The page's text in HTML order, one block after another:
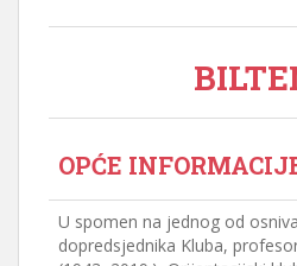
OPĆE
U spomen na jednog od
dopredsjednika Kluba,